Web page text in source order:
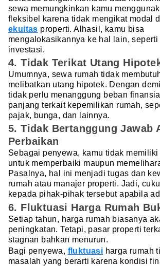
sewa memungkinkan kamu
fleksibel karena tidak mengikat modal
ekuitas properti. Alhasil, kamu bisa
mengalokasikannya ke hal lain, seperti
investasi.
4. Tidak Terikat Utang
Umumnya, sewa rumah tidak
melibatkan utang hipotek. Dengan
tidak perlu menanggung beban
panjang terkait kepemilikan rumah,
pajak, bunga, dan lainnya.
5. Tidak Bertanggung Jawab
Perbaikan
Sebagai penyewa, kamu tidak
untuk memperbaiki maupun
Pasalnya, hal ini menjadi tugas dan
rumah atau manajer properti. Jadi,
kepada pihak-pihak tersebut apabila
6. Fluktuasi Harga Rumah
Setiap tahun, harga rumah biasanya
peningkatan. Tetapi, pasar properti
stagnan bahkan menurun.
Bagi penyewa, fluktuasi harga rumah
masalah yang berarti karena kondisi